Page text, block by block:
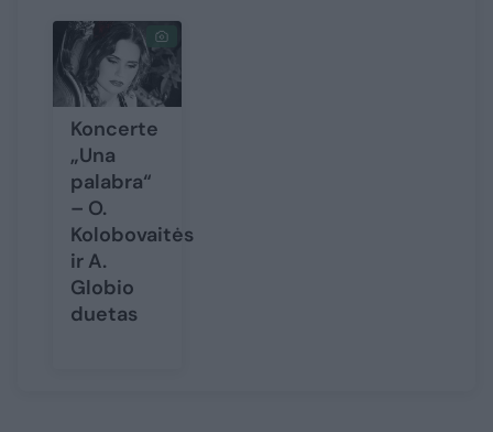
Koncerte
„Una
palabra“
– O.
Kolobovaitės
ir A.
Globio
duetas